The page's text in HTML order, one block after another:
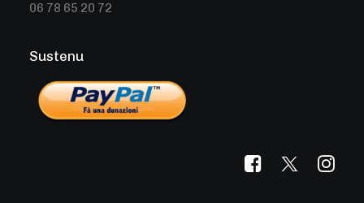
06 78 65 20 72
Sustenu